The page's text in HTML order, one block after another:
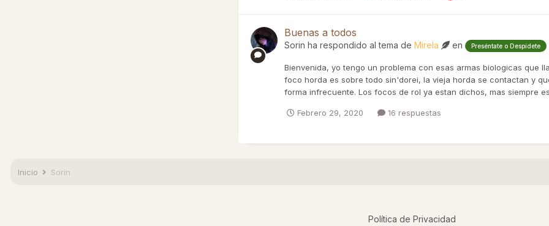
Buenas a todos
Sorin ha respondido al tema de Mirela en Preséntate o Despídete
Bienvenida, yo tengo un problema con esas armas biologicas que
foco horda es sobre todo sin'dorei, la vieja horda se contactan y
forma infrecuente. Los focos de rol ya estan dichos, mas siempre
Febrero 29, 2020 16 respuestas
Inicio Sorin
Política de Privacidad